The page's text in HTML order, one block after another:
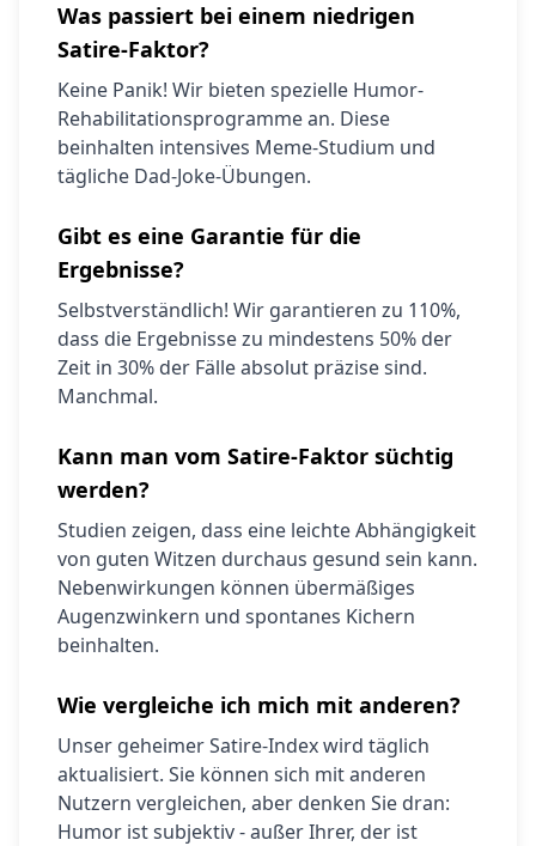
Was passiert bei einem niedrigen
Satire-Faktor?
Keine Panik! Wir bieten spezielle Humor-
Rehabilitationsprogramme an. Diese
beinhalten intensives Meme-Studium und
tägliche Dad-Joke-Übungen.
Gibt es eine Garantie für die
Ergebnisse?
Selbstverständlich! Wir garantieren zu 110%,
dass die Ergebnisse zu mindestens 50% der
Zeit in 30% der Fälle absolut präzise sind.
Manchmal.
Kann man vom Satire-Faktor süchtig
werden?
Studien zeigen, dass eine leichte Abhängigkeit
von guten Witzen durchaus gesund sein kann.
Nebenwirkungen können übermäßiges
Augenzwinkern und spontanes Kichern
beinhalten.
Wie vergleiche ich mich mit anderen?
Unser geheimer Satire-Index wird täglich
aktualisiert. Sie können sich mit anderen
Nutzern vergleichen, aber denken Sie dran:
Humor ist subjektiv - außer Ihrer, der ist